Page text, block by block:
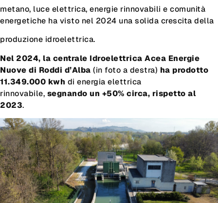
metano, luce elettrica, energie rinnovabili e comunità
energetiche ha visto nel 2024 una solida crescita della
produzione idroelettrica.
Nel 2024, la centrale Idroelettrica Acea Energie
Nuove di Roddi d’Alba (in foto a destra) ha prodotto
11.349.000 kwh di energia elettrica
rinnovabile, segnando un +50% circa, rispetto al
2023.